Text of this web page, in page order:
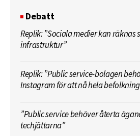
Debatt
Replik: ”Sociala medier kan räknas
infrastruktur”
Replik: ”Public service-bolagen
Instagram för att nå hela
”Public service behöver återta
techjättarna”